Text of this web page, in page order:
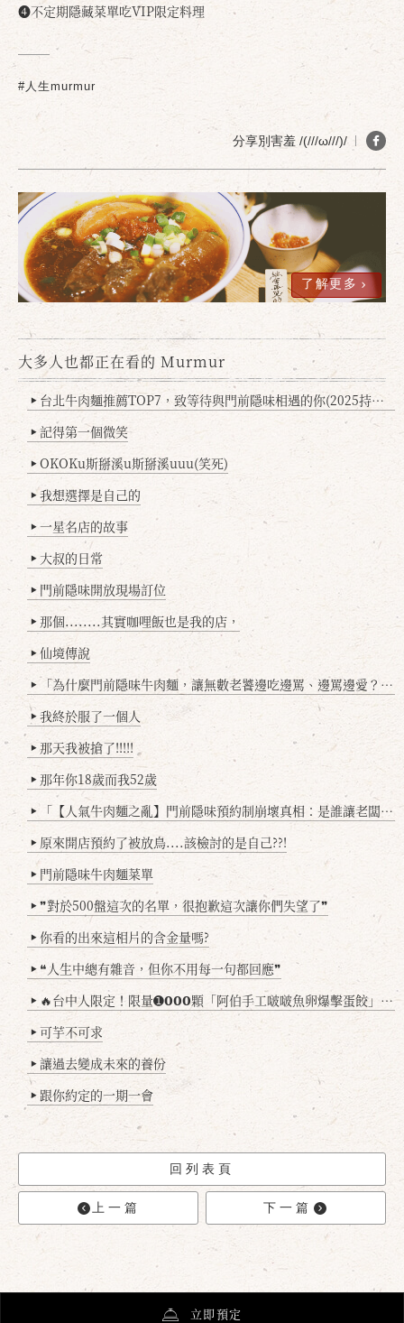
❹不定期隱藏菜單吃VIP限定料理
#人生murmur
分享別害羞 /(///ω///)/
了解更多
大多人也都正在看的 Murmur
▶ 台北牛肉麵推薦TOP7，致等待與門前隱味相遇的你(2025持續更新
▶ 記得第一個微笑
▶ OKOKu斯掰溪u斯掰溪uuu(笑死)
▶ 我想選擇是自己的
▶ 一星名店的故事
▶ 大叔的日常
▶ 門前隱味開放現場訂位
▶ 那個........其實咖哩飯也是我的店，
▶ 仙境傳說
▶ 「為什麼門前隱味牛肉麵，讓無數老饕邊吃邊罵、邊罵邊愛？小辣雞揭密！」
▶ 我終於服了一個人
▶ 那天我被搶了!!!!!
▶ 那年你18歲而我52歲
▶ 「【人氣牛肉麵之亂】門前隱味預約制崩壞真相：是誰讓老闆心灰意冷？」
▶ 原來開店預約了被放鳥....該檢討的是自己??!
▶ 門前隱味牛肉麵菜單
▶ ❞對於500盤這次的名單，很抱歉這次讓你們失望了❞
▶ 你看的出來這相片的含金量嗎?
▶ ❝人生中總有雜音，但你不用每一句都回應❞
▶ 🔥台中人限定！限量➊𝟬𝟬𝟬顆「阿伯手工啵啵魚卵爆擊蛋餃」台北已被搶爆2萬顆，最後名額門前隱味只留給你！🥟💥
▶ 可芋不可求
▶ 讓過去變成未來的養份
▶ 跟你約定的一期一會
回列表頁
上一篇 下一篇
立即預定
確定 取消